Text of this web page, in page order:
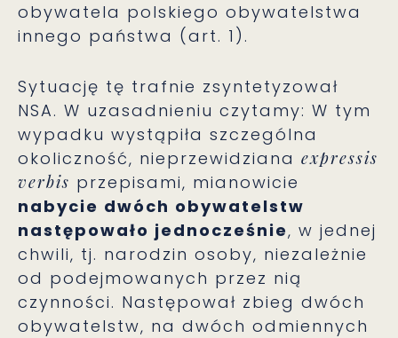
obywatela polskiego obywatelstwa
innego państwa (art. 1).
Sytuację tę trafnie zsyntetyzował
NSA. W uzasadnieniu czytamy: W tym
wypadku wystąpiła szczególna
okoliczność, nieprzewidziana expressis
verbis przepisami, mianowicie
nabycie dwóch obywatelstw
następowało jednocześnie, w jednej
chwili, tj. narodzin osoby, niezależnie
od podejmowanych przez nią
czynności. Następował zbieg dwóch
obywatelstw, na dwóch odmiennych